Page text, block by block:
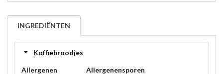
INGREDIËNTEN
Koffiebroodjes
Allergenen
Allergenensporen